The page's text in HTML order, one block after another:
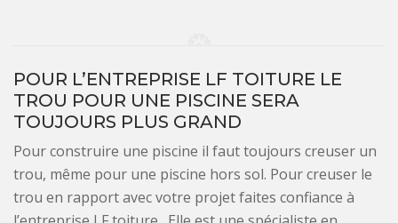
POUR L’ENTREPRISE LF TOITURE LE
TROU POUR UNE PISCINE SERA
TOUJOURS PLUS GRAND
Pour construire une piscine il faut toujours creuser un
trou, même pour une piscine hors sol. Pour creuser le
trou en rapport avec votre projet faites confiance à